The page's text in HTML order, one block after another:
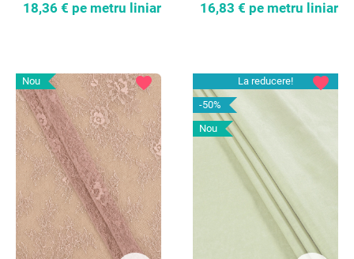
18,36 € pe metru liniar 16,83 € pe metru liniar
Nou favorite
La reducere!
-50%
Nou
favorite